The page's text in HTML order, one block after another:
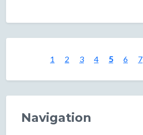
1 2 3 4 5 6 7
Navigation